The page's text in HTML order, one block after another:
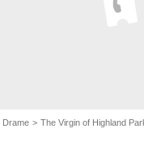
Drame The Virgin of Highland